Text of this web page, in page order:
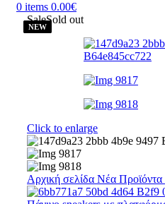
0 items 0.00€
SaleSold out
Click to enlarge
Αρχική σελίδα Νέα Προϊόντα